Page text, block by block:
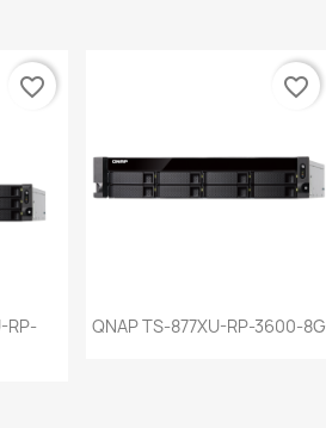
RP-
favorite_border
Vista rápida
QNAP TS-877XU-RP-3600-8G
favorite_border